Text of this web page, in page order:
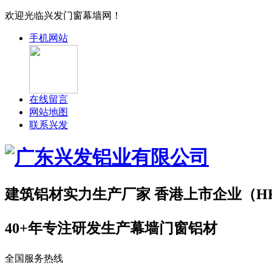
欢迎光临兴发门窗幕墙网！
手机网站
在线留言
网站地图
联系兴发
建筑铝材实力生产厂家 香港上市企业（
40+年专注研发生产幕墙门窗铝材
全国服务热线